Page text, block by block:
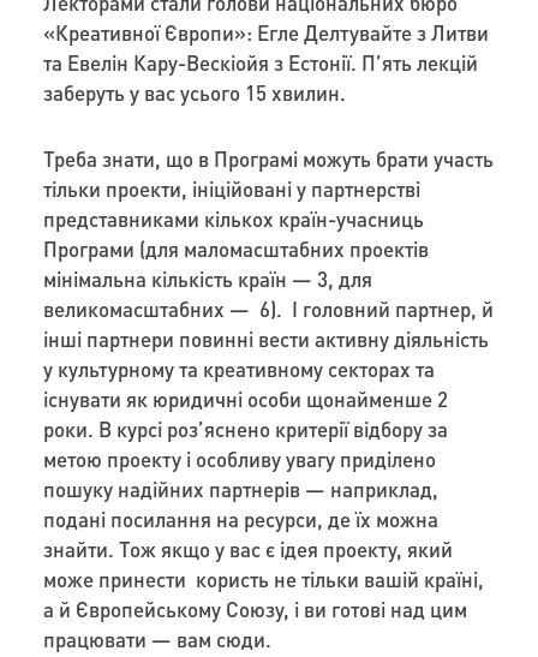
«Креативної Європи»: Егле Делтувайте з Литви
та Евелін Кару-Вескіойя з Естонії. П’ять лекцій
заберуть у вас усього 15 хвилин.
Треба знати, що в Програмі можуть брати участь
тільки проекти, ініційовані у партнерстві
представниками кількох країн-учасниць
Програми (для маломасштабних проектів
мінімальна кількість країн — 3, для
великомасштабних — 6). І головний партнер, й
інші партнери повинні вести активну діяльність
у культурному та креативному секторах та
існувати як юридичні особи щонайменше 2
роки. В курсі роз’яснено критерії відбору за
метою проекту і особливу увагу приділено
пошуку надійних партнерів — наприклад,
подані посилання на ресурси, де їх можна
знайти. Тож якщо у вас є ідея проекту, який
може принести користь не тільки вашій країні,
а й Європейському Союзу, і ви готові над цим
працювати — вам сюди.